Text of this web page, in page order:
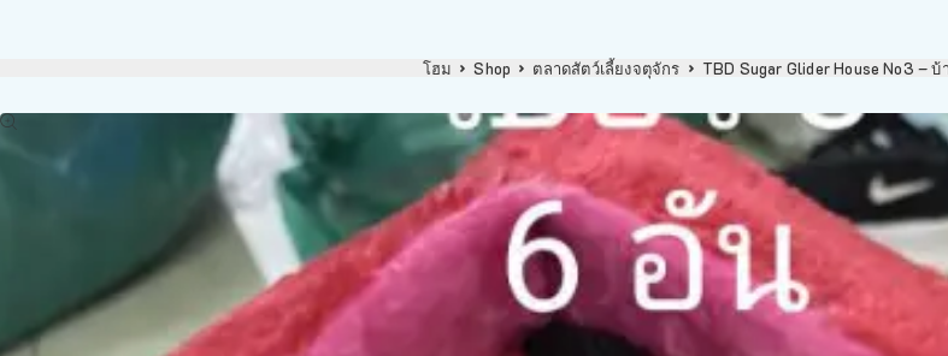
โฮม Shop ตลาดสัตว์เลี้ยงจตุจักร TBD Sugar Glider House No3 –